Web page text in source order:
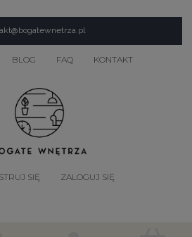
BLOG FAQ KONTAKT
SIĘ ZALOGUJ SIĘ